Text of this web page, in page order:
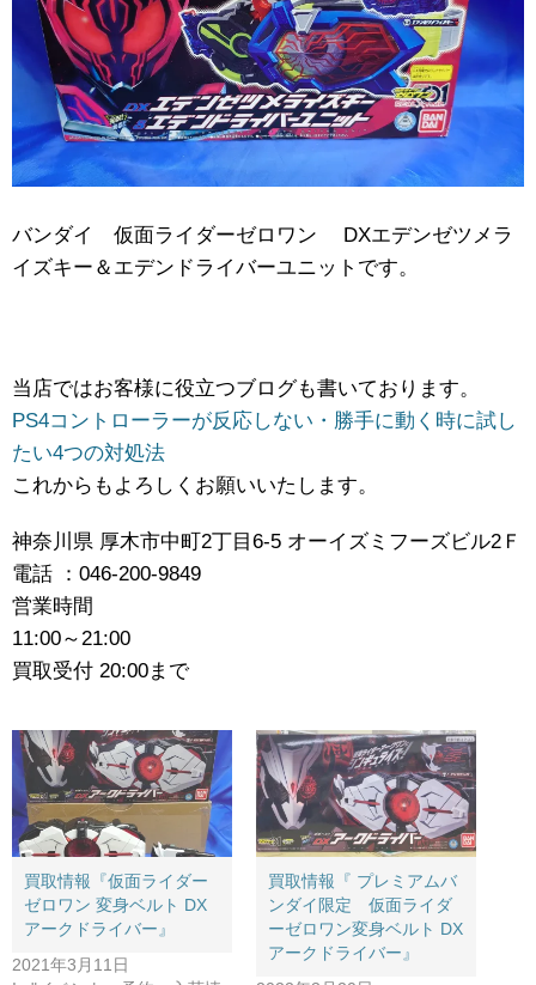
バンダイ 仮面ライダーゼロワン DXエデンゼツメラ
イズキー＆エデンドライバーユニットです。
当店ではお客様に役立つブログも書いております。
PS4コントローラーが反応しない・勝手に動く時に試し
たい4つの対処法
これからもよろしくお願いいたします。
神奈川県 厚木市中町2丁目6-5 オーイズミフーズビル2Ｆ
電話 ：046-200-9849
営業時間
11:00～21:00
買取受付 20:00まで
買取情報『仮面ライダー
ゼロワン ​変身ベルト ​DX
アークドライバー』
2021年3月11日
買取情報『 ​プレミアムバ
ンダイ限定 仮面ライダ
ーゼロワン変身ベルト ​DX
アークドライバー』